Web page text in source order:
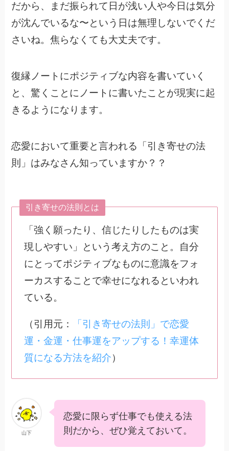
だから、まだ振られて日が浅い人や今日は気分
が沈んでいるな〜という日は無理しないでくだ
さいね。焦らなくても大丈夫です。
復縁ノートにポジティブな内容を書いていく
と、驚くことにノートに書いたことが現実に起
きるようになります。
恋愛において重要と言われる「引き寄せの法
則」はみなさん知っていますか？？
引き寄せの法則とは
「強く願ったり、信じたりしたものは実
現しやすい」という考え方のこと。自分
にとってポジティブなものに意識をフォ
ーカスすることで幸せになれるといわれ
ている。
（引用元：
「引き寄せの法則」で恋愛
運・金運・仕事運をアップする！幸運体
質になる方法を紹介）
山下
恋愛に限らず仕事でも使える法
則だから、ぜひ覚えておいて。